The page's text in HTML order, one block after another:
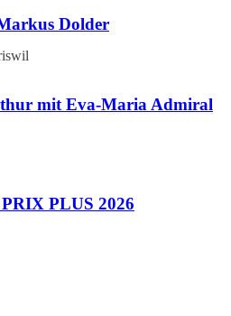
Dolder
mit Eva-Maria Admiral
PLUS 2026